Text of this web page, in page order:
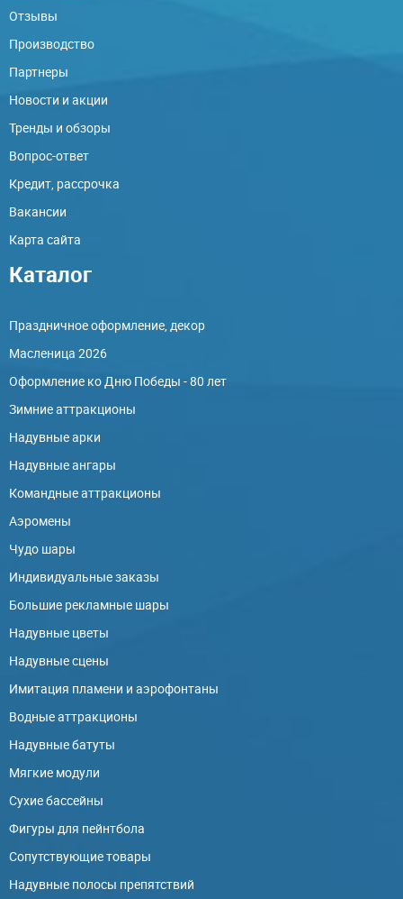
Отзывы
Производство
Партнеры
Новости и акции
Тренды и обзоры
Вопрос-ответ
Кредит, рассрочка
Вакансии
Карта сайта
Каталог
Праздничное оформление, декор
Масленица 2026
Оформление ко Дню Победы - 80 лет
Зимние аттракционы
Надувные арки
Надувные ангары
Командные аттракционы
Аэромены
Чудо шары
Индивидуальные заказы
Большие рекламные шары
Надувные цветы
Надувные сцены
Имитация пламени и аэрофонтаны
Водные аттракционы
Надувные батуты
Мягкие модули
Сухие бассейны
Фигуры для пейнтбола
Сопутствующие товары
Надувные полосы препятствий